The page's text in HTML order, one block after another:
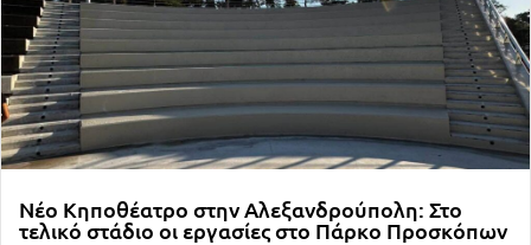
Νέο Κηποθέατρο στην Αλεξανδρούπολη: Στο
τελικό στάδιο οι εργασίες στο Πάρκο Προσκόπων